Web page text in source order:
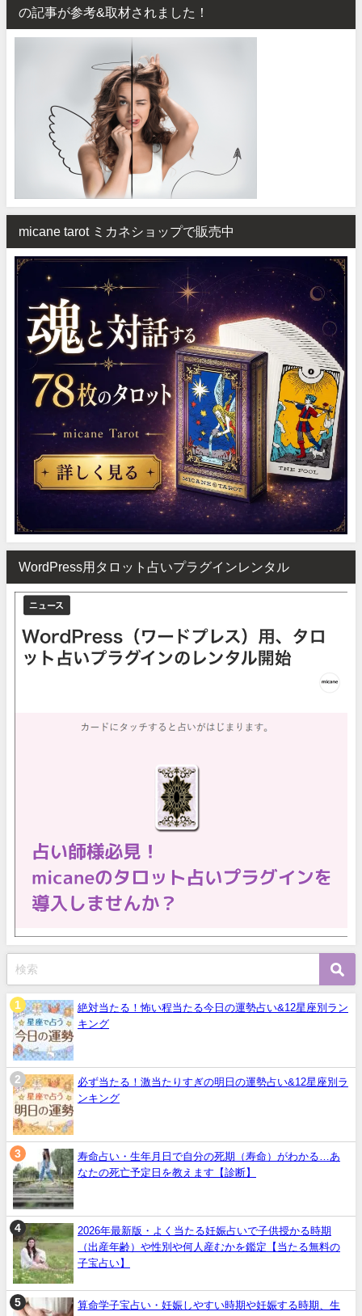
の記事が参考&取材されました！
micane tarot ミカネショップで販売中
WordPress用タロット占いプラグインレンタル
絶対当たる！怖い程当たる今日の運勢占い&12星座別ラン
キング
必ず当たる！激当たりすぎの明日の運勢占い&12星座別ラ
ンキング
寿命占い・生年月日で自分の死期（寿命）がわかる…あ
なたの死亡予定日を教えます【診断】
2026年最新版・よく当たる妊娠占いで子供授かる時期
（出産年齢）や性別や何人産むかを鑑定【当たる無料の
子宝占い】
算命学子宝占い・妊娠しやすい時期や妊娠する時期、生